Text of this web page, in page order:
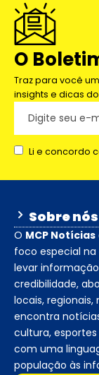
O
Traz para você
insights e dicas
Li e concordo
Sobre nós
O MCP Notícias
foco especial
levar
credibilidade,
locais,
encontra
cultura,
com uma
população às